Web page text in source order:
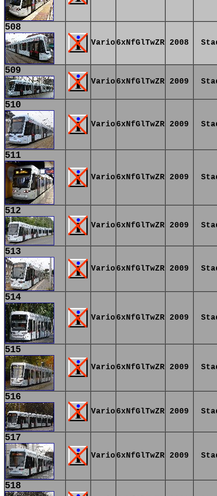
508
Vario 6xNfGlTwZR 2008
509
Vario 6xNfGlTwZR 2009
510
Vario 6xNfGlTwZR 2009
511
Vario 6xNfGlTwZR 2009
512
Vario 6xNfGlTwZR 2009
513
Vario 6xNfGlTwZR 2009
514
Vario 6xNfGlTwZR 2009
515
Vario 6xNfGlTwZR 2009
516
Vario 6xNfGlTwZR 2009
517
Vario 6xNfGlTwZR 2009
518